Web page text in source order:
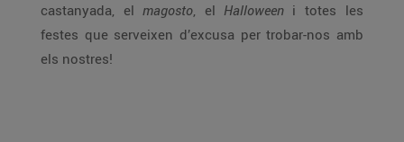
castanyada, el magosto, el Halloween i totes les
festes que serveixen d’excusa per trobar-nos amb
els nostres!